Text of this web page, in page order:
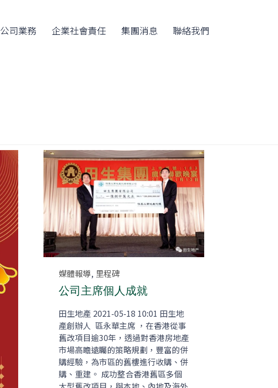
公司業務 企業社會責任 集團消息 聯絡我們
Category
媒體報導, 里程碑
公司主席個人成就
田生地產 2021-05-18 10:01 田生地
產創辦人 區永華主席 ，在香港從事
舊改項目逾30年，透過對香港房地產
市場高瞻遠矚的策略規劃，豐富的併
購經驗，為市區的舊樓進行收購、併
購、重建。 成功整合香港舊區多個